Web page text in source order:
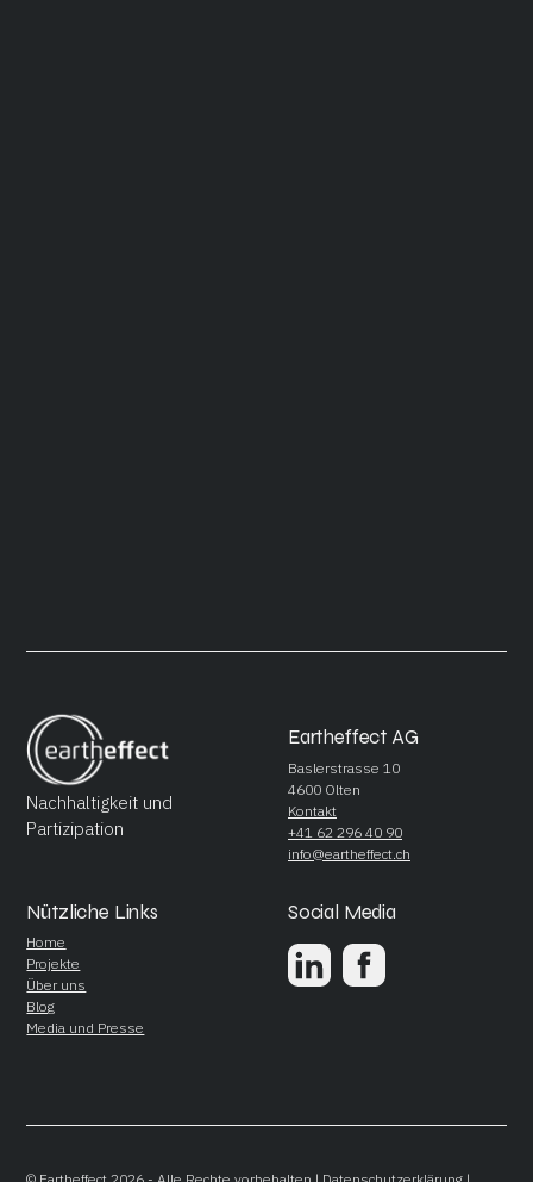
Nachhaltigkeit und
Partizipation
Eartheffect AG
Baslerstrasse 10
4600 Olten
Kontakt
+41 62 296 40 90
info@eartheffect.ch
Nützliche Links
Home
Projekte
Über uns
Blog
Media und Presse
Social Media